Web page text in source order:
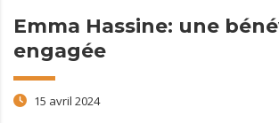
Emma Hassine: une
engagée
15 avril 2024